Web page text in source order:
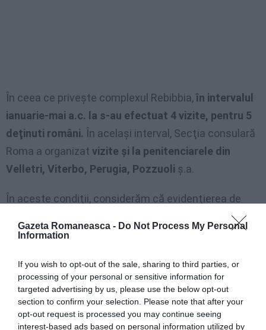
Gazeta Romaneasca - Do Not Process My Personal
Information
If you wish to opt-out of the sale, sharing to third parties, or
processing of your personal or sensitive information for
targeted advertising by us, please use the below opt-out
section to confirm your selection. Please note that after your
opt-out request is processed you may continue seeing
interest-based ads based on personal information utilized by
În ceea ce priveşte complexul Rebibbia,în intervalul
ianuarie-mai a.c. la s-au efectuat 4 vizite, pentru 5
deţinuti români. În acelaşi interval, Secţia consulară
Roma a organizat vizite şi la penitenciarele din
Velletri, Viterbo, Perugia, Pozzuoli ş.a.
În aceste condiţii, considerăm că evidenţierea de
declaraţii a mediatorului cultural
este una
de asistenţă consulară acordată deţinuţilor români
din zona de competenţă.”